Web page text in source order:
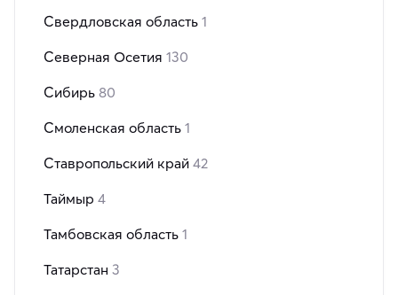
Свердловская область 1
Северная Осетия 130
Сибирь 80
Смоленская область 1
Ставропольский край 42
Таймыр 4
Тамбовская область 1
Татарстан 3